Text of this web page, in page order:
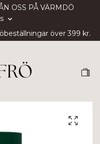
OSS PÅ VÄRMDÖ
över 399 kr.